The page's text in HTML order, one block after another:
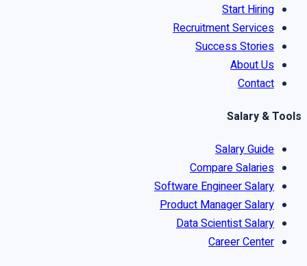
Start Hiring
Recruitment Services
Success Stories
About Us
Contact
Salary & Tools
Salary Guide
Compare Salaries
Software Engineer Salary
Product Manager Salary
Data Scientist Salary
Career Center